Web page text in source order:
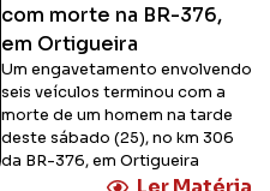
com morte na BR-376,
em Ortigueira
Um engavetamento envolvendo
seis veículos terminou com a
morte de um homem na tarde
deste sábado (25), no km 306
da BR-376, em Ortigueira